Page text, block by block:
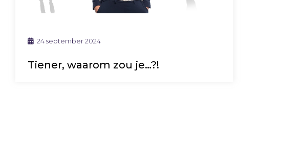
24 september 2024
Tiener, waarom zou je…?!